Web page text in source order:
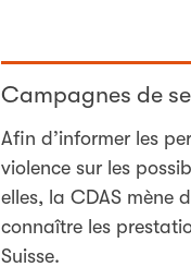
Campagnes de
Afin d’informer les
violence sur les
elles, la CDAS mène
connaître les
Suisse.